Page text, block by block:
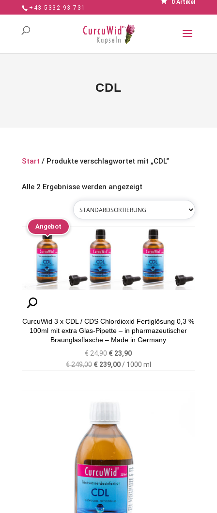
+43 5332 93 731
0 Artikel
CDL
Start / Produkte verschlagwortet mit „CDL“
Alle 2 Ergebnisse werden angezeigt
Angebot
CurcuWid 3 x CDL / CDS Chlordioxid Fertiglösung 0,3 %
100ml mit extra Glas-Pipette – in pharmazeutischer
Braunglasflasche – Made in Germany
€24,90 Ursprünglicher
Preis
€ 23,90Aktueller
Preis
€249,00 €239,00/ 1000 ml